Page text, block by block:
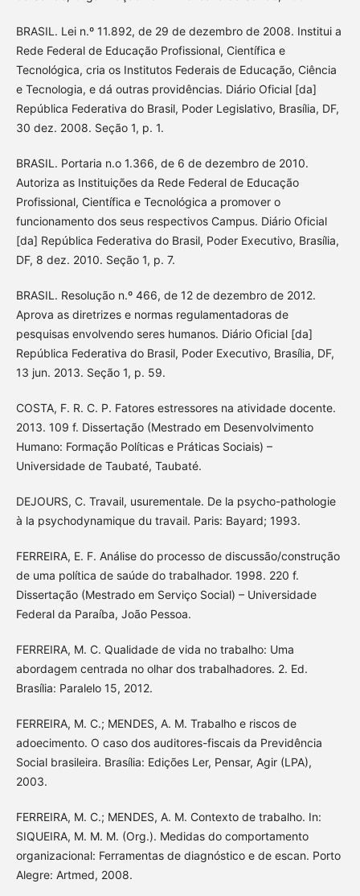
BRASIL. Lei n.º 11.892, de 29 de dezembro de 2008. Institui a
Rede Federal de Educação Profissional, Científica e
Tecnológica, cria os Institutos Federais de Educação, Ciência
e Tecnologia, e dá outras providências. Diário Oficial [da]
República Federativa do Brasil, Poder Legislativo, Brasília, DF,
30 dez. 2008. Seção 1, p. 1.
BRASIL. Portaria n.o 1.366, de 6 de dezembro de 2010.
Autoriza as Instituições da Rede Federal de Educação
Profissional, Científica e Tecnológica a promover o
funcionamento dos seus respectivos Campus. Diário Oficial
[da] República Federativa do Brasil, Poder Executivo, Brasília,
DF, 8 dez. 2010. Seção 1, p. 7.
BRASIL. Resolução n.º 466, de 12 de dezembro de 2012.
Aprova as diretrizes e normas regulamentadoras de
pesquisas envolvendo seres humanos. Diário Oficial [da]
República Federativa do Brasil, Poder Executivo, Brasília, DF,
13 jun. 2013. Seção 1, p. 59.
COSTA, F. R. C. P. Fatores estressores na atividade docente.
2013. 109 f. Dissertação (Mestrado em Desenvolvimento
Humano: Formação Políticas e Práticas Sociais) –
Universidade de Taubaté, Taubaté.
DEJOURS, C. Travail, usurementale. De la psycho-pathologie
à la psychodynamique du travail. Paris: Bayard; 1993.
FERREIRA, E. F. Análise do processo de discussão/construção
de uma política de saúde do trabalhador. 1998. 220 f.
Dissertação (Mestrado em Serviço Social) – Universidade
Federal da Paraíba, João Pessoa.
FERREIRA, M. C. Qualidade de vida no trabalho: Uma
abordagem centrada no olhar dos trabalhadores. 2. Ed.
Brasília: Paralelo 15, 2012.
FERREIRA, M. C.; MENDES, A. M. Trabalho e riscos de
adoecimento. O caso dos auditores-fiscais da Previdência
Social brasileira. Brasília: Edições Ler, Pensar, Agir (LPA),
2003.
FERREIRA, M. C.; MENDES, A. M. Contexto de trabalho. In:
SIQUEIRA, M. M. M. (Org.). Medidas do comportamento
organizacional: Ferramentas de diagnóstico e de escan. Porto
Alegre: Artmed, 2008.